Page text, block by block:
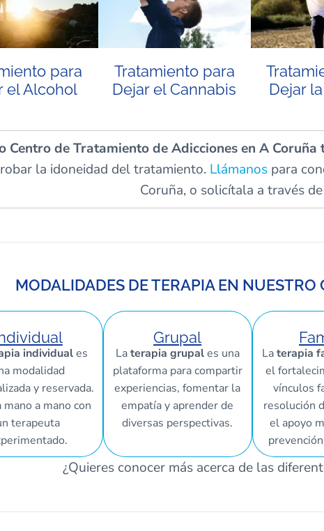
para
el Alcohol
Tratamiento para
Dejar el Cannabis
Dejar
Centro de Tratamiento de Adicciones en A
la idoneidad del tratamiento. Llámanospara
Coruña, o solicítala a través
MODALIDADES DE TERAPIA EN
individuales
modalidad
y reservada.
mano a mano con
terapeuta
Grupal
Laterapia grupales una
plataforma para compartir
experiencias, fomentar la
empatía y aprender de
diversas perspectivas.
Laterapia
el
vínculos
resolución
el apoyo
¿Quieres conocer más acerca de las